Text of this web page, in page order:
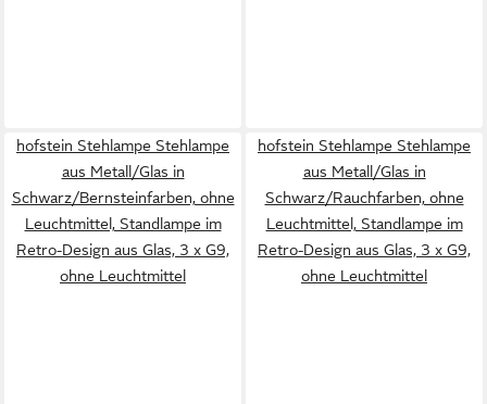
hofstein Stehlampe Stehlampe
aus Metall/Glas in
Schwarz/Bernsteinfarben, ohne
Leuchtmittel, Standlampe im
Retro-Design aus Glas, 3 x G9,
ohne Leuchtmittel
hofstein Stehlampe Stehlampe
aus Metall/Glas in
Schwarz/Rauchfarben, ohne
Leuchtmittel, Standlampe im
Retro-Design aus Glas, 3 x G9,
ohne Leuchtmittel